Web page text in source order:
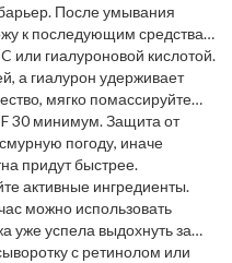
После умывания
к последующим средствам
или гиалуроновой кислотой.
а гиалурон удерживает
мягко помассируйте
30 минимум. Защита от
погоду, иначе
придут быстрее.
активные ингредиенты.
можно использовать
уже успела выдохнуть за
с ретинолом или